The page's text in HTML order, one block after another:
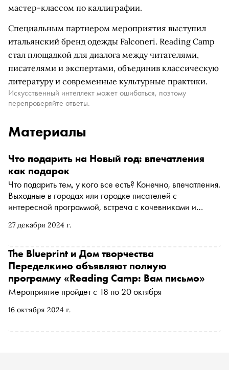
мастер-классом по каллиграфии.
Специальным партнером мероприятия выступил
итальянский бренд одежды Falconeri. Reading Camp
стал площадкой для диалога между читателями,
писателями и экспертами, объединив классическую
литературу и современные культурные практики.
Искусственный интеллект может ошибаться, поэтому
перепроверяйте ответы.
Материалы
27 декабря 2024 г.
Что подарить на Новый год: впечатления
как подарок
Что подарить тем, у кого все есть? Конечно, впечатления.
Выходные в городах или городке писателей с
интересной программой, встреча с кочевниками и
вот лишь несколько идей путешествий, которые могут
16 октября 2024 г.
The Blueprint и Дом творчества
Переделкино объявляют полную
программу «Reading Camp: Вам письмо»
Мероприятие пройдет с 18 по 20 октября